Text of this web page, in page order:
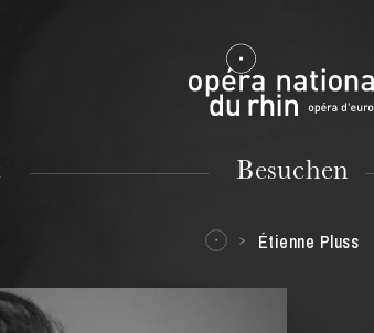
Mulhouse
Besuchen
Étienne Pluss